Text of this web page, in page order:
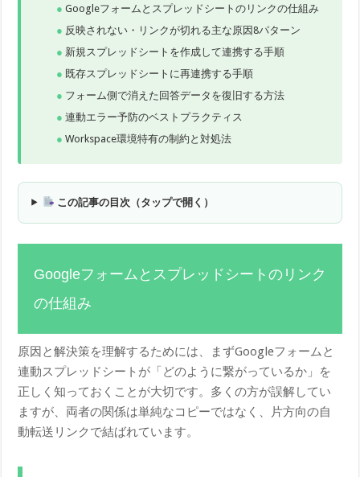
Googleフォームとスプレッドシートのリンクの仕組み
反映されない・リンクが切れる主な原因8パターン
新規スプレッドシートを作成して連携する手順
既存スプレッドシートに再連携する手順
フォーム側で消えた回答データを復旧する方法
連動エラー予防のベストプラクティス
Workspace環境特有の制約と対処法
この記事の目次（タップで開く）
Googleフォームとスプレッドシートのリンク
の仕組み
原因と解決策を理解するためには、まずGoogleフォームと
連動スプレッドシートが「どのように繋がっているか」を
正しく知っておくことが大切です。多くの方が誤解してい
ますが、両者の関係は単純なコピーではなく、片方向の自
動転送リンクで結ばれています。